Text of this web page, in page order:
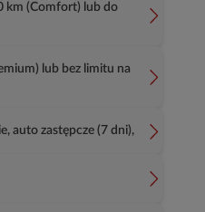
km (Comfort) lub do
lub bez limitu na
auto zastępcze (7 dni),